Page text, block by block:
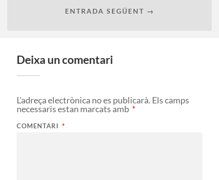
ENTRADA SEGÜENT →
Deixa un comentari
L'adreça electrònica no es publicarà. Els camps
necessaris estan marcats amb *
COMENTARI *